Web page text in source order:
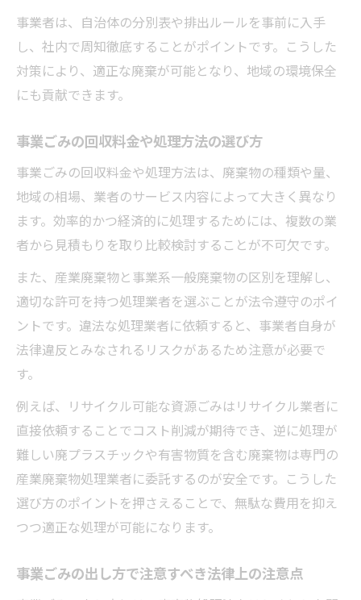
事業者は、自治体の分別表や排出ルールを事前に入手
し、社内で周知徹底することがポイントです。こうした
対策により、適正な廃棄が可能となり、地域の環境保全
にも貢献できます。
事業ごみの回収料金や処理方法の選び方
事業ごみの回収料金や処理方法は、廃棄物の種類や量、
地域の相場、業者のサービス内容によって大きく異なり
ます。効率的かつ経済的に処理するためには、複数の業
者から見積もりを取り比較検討することが不可欠です。
また、産業廃棄物と事業系一般廃棄物の区別を理解し、
適切な許可を持つ処理業者を選ぶことが法令遵守のポイ
ントです。違法な処理業者に依頼すると、事業者自身が
法律違反とみなされるリスクがあるため注意が必要で
す。
例えば、リサイクル可能な資源ごみはリサイクル業者に
直接依頼することでコスト削減が期待でき、逆に処理が
難しい廃プラスチックや有害物質を含む廃棄物は専門の
産業廃棄物処理業者に委託するのが安全です。こうした
選び方のポイントを押さえることで、無駄な費用を抑え
つつ適正な処理が可能になります。
事業ごみの出し方で注意すべき法律上の注意点